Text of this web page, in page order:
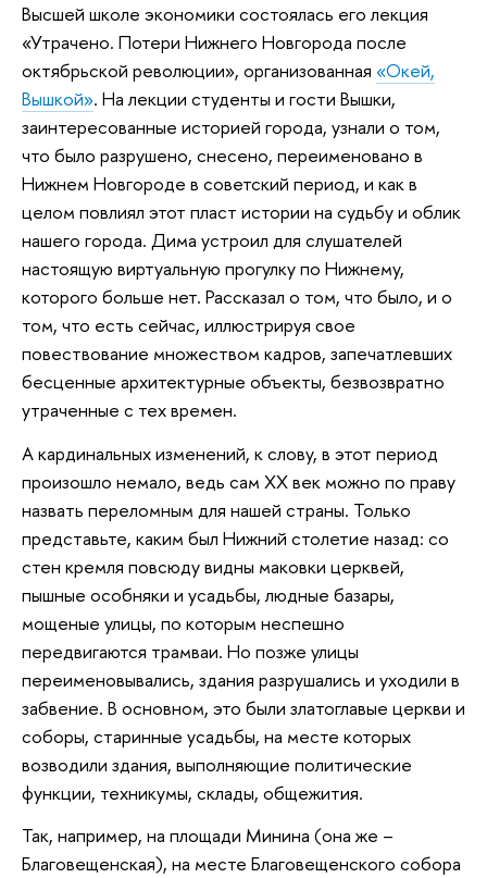
Высшей школе экономики состоялась его лекция
«Утрачено. Потери Нижнего Новгорода после
октябрьской революции», организованная «Окей,
Вышкой». На лекции студенты и гости Вышки,
заинтересованные историей города, узнали о том,
что было разрушено, снесено, переименовано в
Нижнем Новгороде в советский период, и как в
целом повлиял этот пласт истории на судьбу и облик
нашего города. Дима устроил для слушателей
настоящую виртуальную прогулку по Нижнему,
которого больше нет. Рассказал о том, что было, и о
том, что есть сейчас, иллюстрируя свое
повествование множеством кадров, запечатлевших
бесценные архитектурные объекты, безвозвратно
утраченные с тех времен.
А кардинальных изменений, к слову, в этот период
произошло немало, ведь сам XX век можно по праву
назвать переломным для нашей страны. Только
представьте, каким был Нижний столетие назад: со
стен кремля повсюду видны маковки церквей,
пышные особняки и усадьбы, людные базары,
мощеные улицы, по которым неспешно
передвигаются трамваи. Но позже улицы
переименовывались, здания разрушались и уходили в
забвение. В основном, это были златоглавые церкви и
соборы, старинные усадьбы, на месте которых
возводили здания, выполняющие политические
функции, техникумы, склады, общежития.
Так, например, на площади Минина (она же –
Благовещенская), на месте Благовещенского собора